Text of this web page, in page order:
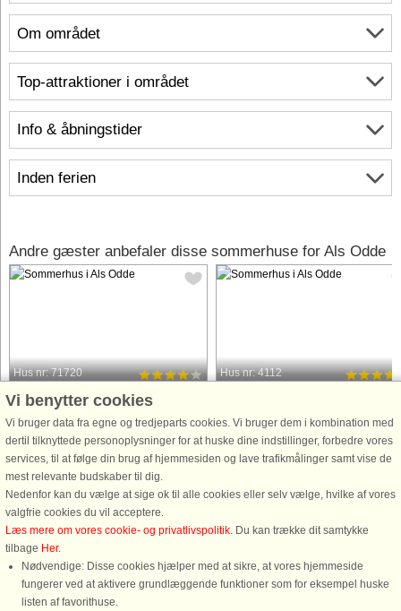
Om området
Info & åbningstider
Inden ferien
Top-attraktioner i området
Andre gæster anbefaler disse sommerhuse for Als Odde
Hus nr: 71720
Als Odde
8 personer, 100 m²
100 m til kyst.
I yderste række med panoramaudsigt
til vandet ligger dette sommerhus på
en naturgrund. Lys stue med store
vinduer og udgang til terrassen ud
mod vandet. Køkkenet ligger i åben
forbindelse til stuen og ...
fra 2.757 DKK
Hus nr: 4112
4 personer, 95 m²
100 m til kyst.
Dette hyggelige sommerhus med
naturskønne omgivelser blot få
kan ses fra grunden. Huset har en
Vi benytter cookies
Vi bruger data fra egne og tredjeparts cookies. Vi bruger dem i kombination med
dertil tilknyttede personoplysninger for at huske dine indstillinger, forbedre vores
services, til at følge din brug af hjemmesiden og lave trafikmålinger samt vise de
mest relevante budskaber til dig.
Nedenfor kan du vælge at sige ok til alle cookies eller selv vælge, hvilke af vores
valgfrie cookies du vil acceptere.
Læs mere om vores cookie- og privatlivspolitik. Du kan trække dit samtykke
tilbage Her.
Nødvendige: Disse cookies hjælper med at sikre, at vores hjemmeside
fungerer ved at aktivere grundlæggende funktioner som for eksempel huske
listen af favorithuse.